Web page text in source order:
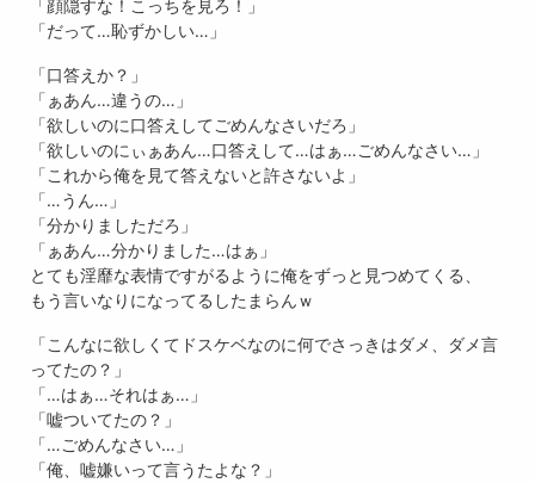
「顔隠すな！こっちを見ろ！」
「だって…恥ずかしい…」
「口答えか？」
「ぁあん…違うの…」
「欲しいのに口答えしてごめんなさいだろ」
「欲しいのにぃぁあん…口答えして…はぁ…ごめんなさい…」
「これから俺を見て答えないと許さないよ」
「…うん…」
「分かりましただろ」
「ぁあん…分かりました…はぁ」
とても淫靡な表情ですがるように俺をずっと見つめてくる、
もう言いなりになってるしたまらんｗ
「こんなに欲しくてドスケベなのに何でさっきはダメ、ダメ言
ってたの？」
「…はぁ…それはぁ…」
「嘘ついてたの？」
「…ごめんなさい…」
「俺、嘘嫌いって言うたよな？」